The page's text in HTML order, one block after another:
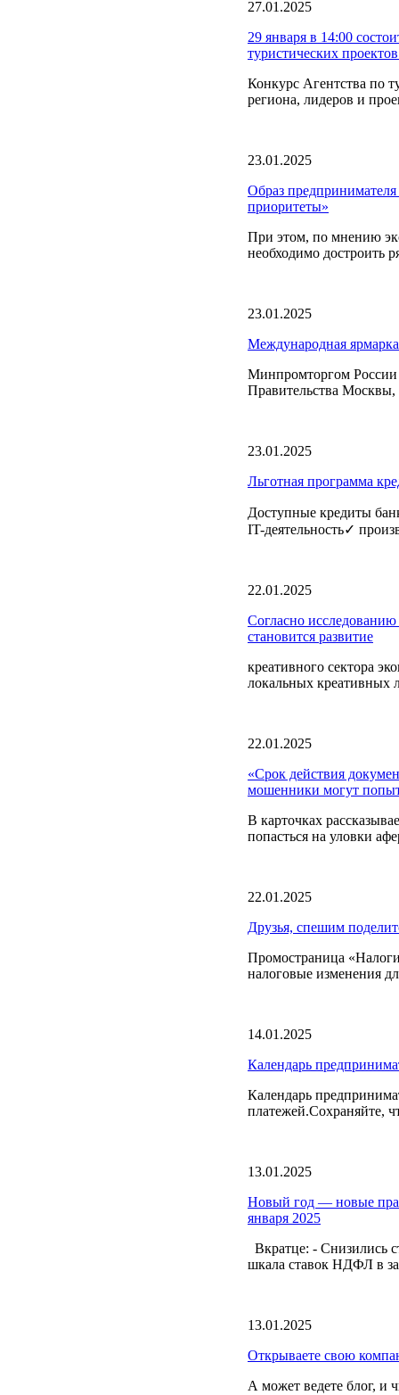
27.01.2025
29 января в 14:00
туристических
Конкурс Агентства по
региона, лидеров и
23.01.2025
Образ
приоритеты»
При этом, по мнению
необходимо достроить
23.01.2025
Международная
Минпромторгом России
Правительства
23.01.2025
Льготная программа
Доступные кредиты
IT-деятельность✓
22.01.2025
Согласно
становится развитие
креативного сектора
локальных креативных
22.01.2025
«Срок действия
мошенники могут
В карточках
попасться на уловки
22.01.2025
Друзья, спешим
Промостраница
налоговые изменения
14.01.2025
Календарь
Календарь
платежей.Сохраняйте,
13.01.2025
Новый год — новые
января 2025
Вкратце: - Снизились
шкала ставок НДФЛ в
13.01.2025
Открываете свою
А может ведете блог, и